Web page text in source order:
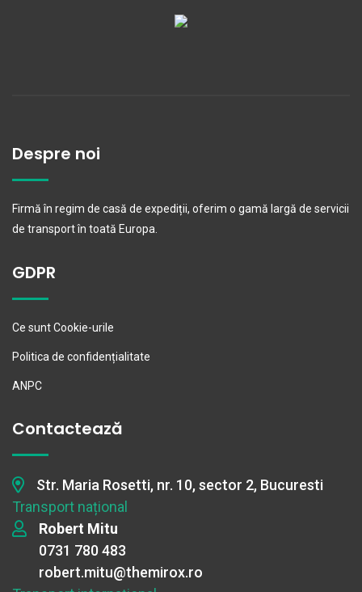
Despre noi
Firmă în regim de casă de expediții, oferim o gamă largă de servicii
de transport în toată Europa.
GDPR
Ce sunt Cookie-urile
Politica de confidențialitate
ANPC
Contactează
Str. Maria Rosetti, nr. 10, sector 2, Bucuresti
Transport național
Robert Mitu
0731 780 483
robert.mitu@themirox.ro